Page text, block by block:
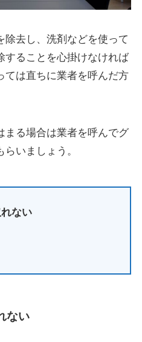
除去し、洗剤などを使って
することを心掛けなければ
ては直ちに業者を呼んだ方
まる場合は業者を呼んでグ
いましょう。
ない
ない